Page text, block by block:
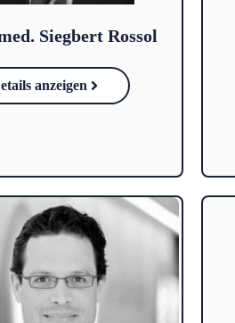
Siegbert Rossol
anzeigen